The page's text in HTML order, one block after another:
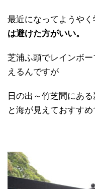
最近になってようや
は避けた方がいい。
芝浦ふ頭でレインボ
えるんですが
日の出～竹芝間にあ
と海が見えておすすめ